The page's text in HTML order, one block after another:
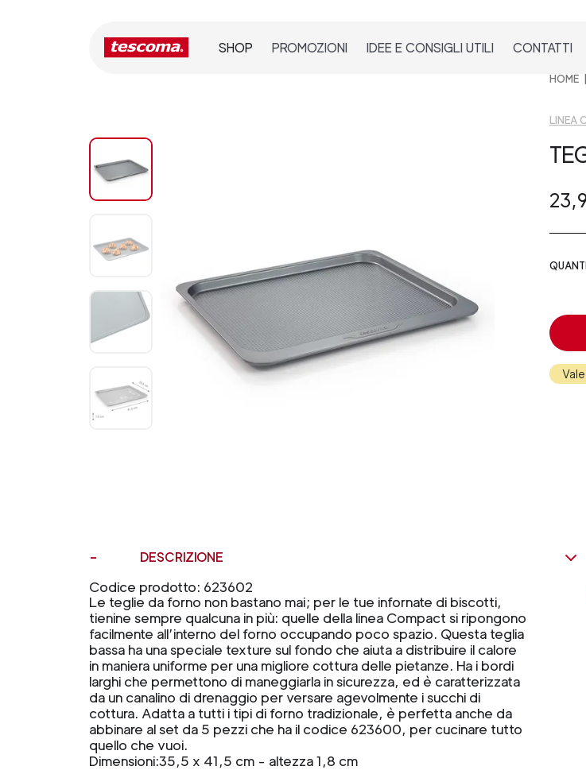
SHOP PROMOZIONI IDEE E CONSIGLI UTILI CONTATTI
DESCRIZIONE
Codice prodotto: 623602
Le teglie da forno non bastano mai; per le tue infornate di biscotti,
tienine sempre qualcuna in più: quelle della linea Compact si ripongono
facilmente all’interno del forno occupando poco spazio. Questa teglia
bassa ha una speciale texture sul fondo che aiuta a distribuire il calore
in maniera uniforme per una migliore cottura delle pietanze. Ha i bordi
larghi che permettono di maneggiarla in sicurezza, ed è caratterizzata
da un canalino di drenaggio per versare agevolmente i succhi di
cottura. Adatta a tutti i tipi di forno tradizionale, è perfetta anche da
abbinare al set da 5 pezzi che ha il codice 623600, per cucinare tutto
quello che vuoi.
Dimensioni:35,5 x 41,5 cm - altezza 1,8 cm
HOME
LINEA